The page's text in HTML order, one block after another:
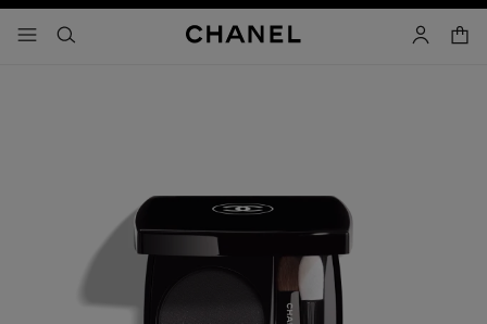
- navegación principal
buscar cuenta
carrito